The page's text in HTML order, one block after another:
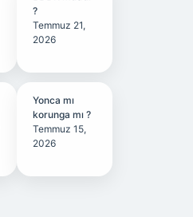
?
Temmuz 21,
2026
Yonca mı
korunga mı ?
Temmuz 15,
2026